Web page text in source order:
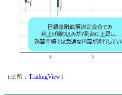
（出所： TradingView）